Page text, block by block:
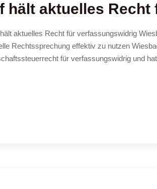
hält aktuelles
aktuelles Recht für verfassungswidrig
Rechtssprechung effektiv zu nutzen
für verfassungswidrig und